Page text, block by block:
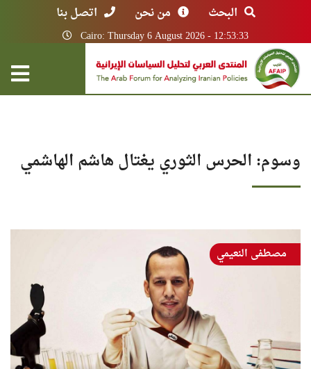
البحث من نحن اتصل بنا
Cairo: Thursday 6 August 2026 - 12:53:33
وسوم: الحرس الثوري يغتال هاشم الهاشمي
مصطفى النعيمي